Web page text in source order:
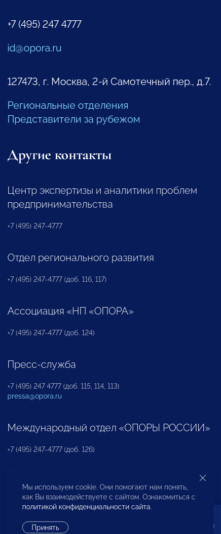
+7 (495) 247 4777
id@opora.ru
127473, г. Москва, 2-й Самотечный пер., д.7.
Региональные отделения
Представители за рубежом
Другие контакты
Центр экспертизы и аналитики проблем
предпринимательства
+7 (495) 247-4777
Отдел регионального развития
+7 (495) 247-4777 (доб. 116, 117)
Ассоциация «НП «ОПОРА»
+7 (495) 247-4777 (доб. 124)
Пресс-служба
+7 (495) 247 4777 (доб. 115, 114, 113)
pressa@opora.ru
Международный отдел «ОПОРЫ РОССИИ»
+7 (495) 247-4777 (доб. 126)
Бюро по защите прав предпринимателей и
инвесторов
Мы используем cookie. Они помогают нам понять,
как Вы взаимодействуете с сайтом. Ознакомиться с
политикой конфиденциальности сайта.
Принять